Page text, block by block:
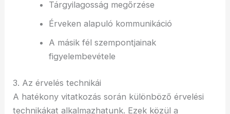
Tárgyilagosság megőrzése
Érveken alapuló kommunikáció
A másik fél szempontjainak
figyelembevétele
3. Az érvelés technikái
A hatékony vitatkozás során különböző érvelési
technikákat alkalmazhatunk. Ezek közül a